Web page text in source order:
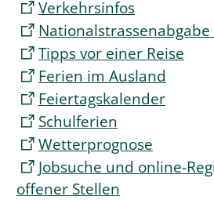
Verkehrsinfos
Nationalstrassenabgabe
Tipps vor einer Reise
Ferien im Ausland
Feiertagskalender
Schulferien
Wetterprognose
Jobsuche und online-
offener Stellen